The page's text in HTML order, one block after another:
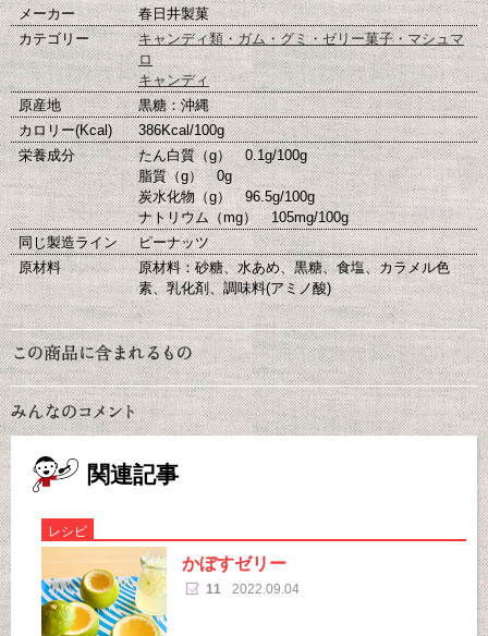
メーカー
春日井製菓
カテゴリー
キャンディ類・ガム・グミ・ゼリー菓子・マシュマ
ロ
キャンディ
原産地
黒糖：沖縄
カロリー(Kcal)
386Kcal/100g
栄養成分
たん白質（g） 0.1g/100g
脂質（g） 0g
炭水化物（g） 96.5g/100g
ナトリウム（mg） 105mg/100g
同じ製造ライン
ピーナッツ
原材料
原材料：砂糖、水あめ、黒糖、食塩、カラメル色
素、乳化剤、調味料(アミノ酸)
関連記事
レシピ
かぼすゼリー
11 2022.09.04